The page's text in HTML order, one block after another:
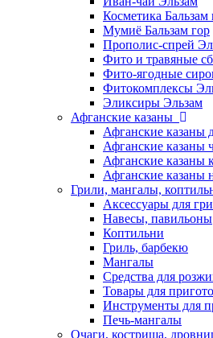
Косметика Бальзам
Мумиё Бальзам гор
Прополис-спрей
Фито и травяные
Фито-ягодные
Фитокомплексы
Эликсиры Эльзам
Афганские казаны
Афганские казаны
Афганские казаны
Афганские казаны
Афганские казаны
Грили, мангалы,
Аксессуары для
Навесы, павильоны
Коптильни
Гриль, барбекю
Мангалы
Средства для
Товары для
Инструменты для
Печь-мангалы
Очаги, кострища,